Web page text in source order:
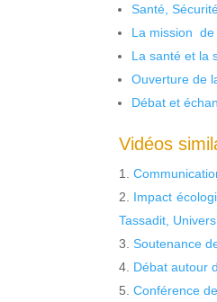
Santé,
La mission de
La santé et la
Ouverture de
Débat et
Vidéos
Impact
Tassadit,
Soutenance
Débat autour
Conférence